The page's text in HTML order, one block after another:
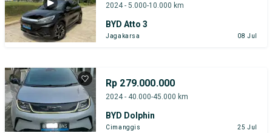
2024 - 5.000-10.000 km
BYD Atto 3
Jagakarsa 08 Jul
Rp 279.000.000
2024 - 40.000-45.000 km
BYD Dolphin
Cimanggis 25 Jul